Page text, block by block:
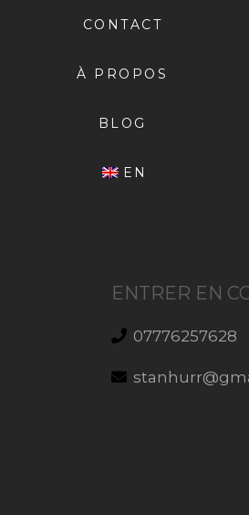
CONTACT
À PROPOS
BLOG
EN
ENTRER EN
07776257628